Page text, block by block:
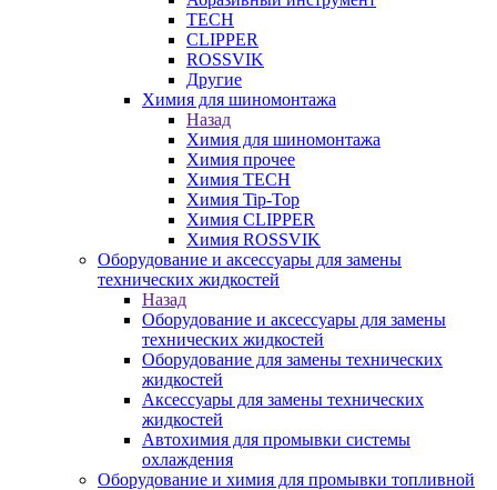
TECH
CLIPPER
ROSSVIK
Другие
Химия для шиномонтажа
Назад
Химия для шиномонтажа
Химия прочее
Химия TECH
Химия Tip-Top
Химия CLIPPER
Химия ROSSVIK
Оборудование и аксессуары для замены
технических жидкостей
Назад
Оборудование и аксессуары для замены
технических жидкостей
Оборудование для замены технических
жидкостей
Аксессуары для замены технических
жидкостей
Автохимия для промывки системы
охлаждения
Оборудование и химия для промывки топливной